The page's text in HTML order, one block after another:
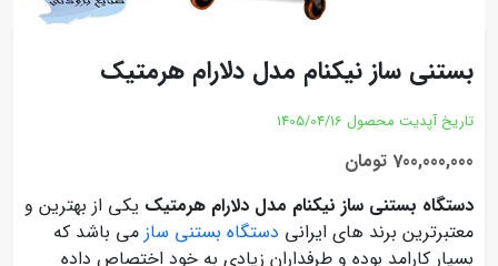
بستنی ساز نیکنام مدل دلارام هرمتیک
تاریخ آپدیت محصول 1405/04/16
700,000,000 تومان
دستگاه بستنی ساز نیکنام مدل دلارام هرمتیک یکی از بهترین و
معتبرترین برند های ایرانی دستگاه بستنی ساز می باشد که
بسیار کارامد بوده و طرفداران زیادی به خود اختصاص داده